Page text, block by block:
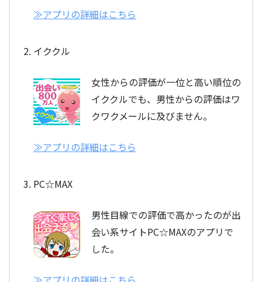
≫アプリの詳細はこちら
イククル
女性からの評価が一位と高い順位の
イククルでも、男性からの評価はワ
クワクメールに及びません。
≫アプリの詳細はこちら
PC☆MAX
男性目線での評価で高かったのが出
会い系サイトPC☆MAXのアプリで
した。